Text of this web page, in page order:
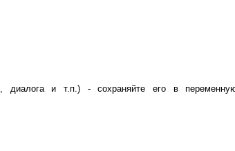
диалога и т.п.) - сохраняйте его в